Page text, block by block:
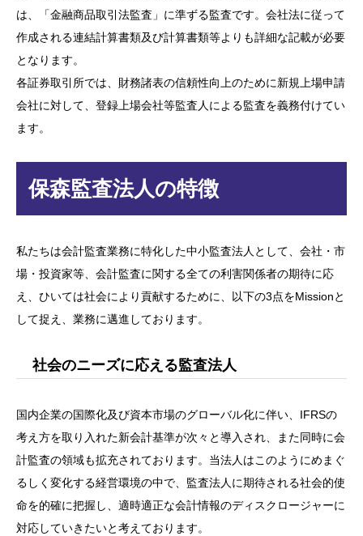
は、「金融商品取引法監査」に準ずる監査です。会社法に従って
作成される連結計算書類及び計算書類等よりも詳細な記載が必要
となります。
各証券取引所では、財務諸表の信頼性向上のために新規上場申請
会社に対して、登録上場会社等監査人による監査を義務付けてい
ます。
保森監査法人の特徴
私たちは会計監査業務に特化した中小監査法人として、会社・市
場・投資家等、会計監査に関する全ての利害関係者の期待に応
え、ひいては社会により貢献するために、以下の3点をMissionと
して捉え、業務に邁進しております。
社会のニーズに応える監査法人
国内企業の国際化及び資本市場のグローバル化に伴い、IFRSの
考え方を取り入れた新会計基準が次々と導入され、また同時に会
計監査の領域も拡充されております。当法人はこのようにめまぐ
るしく変化する経営環境の中で、監査法人に期待される社会的使
命を的確に把握し、適時適正な会計情報のディスクロージャーに
対応していきたいと考えております。